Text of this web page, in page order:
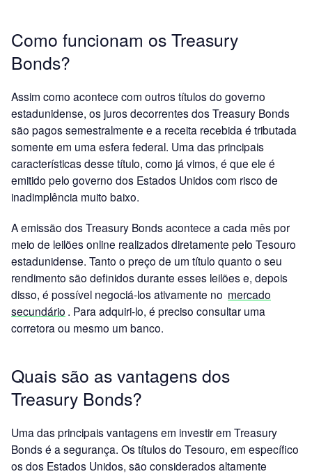
Como funcionam os Treasury
Bonds?
Assim como acontece com outros títulos do governo
estadunidense, os juros decorrentes dos Treasury Bonds
são pagos semestralmente e a receita recebida é tributada
somente em uma esfera federal. Uma das principais
características desse título, como já vimos, é que ele é
emitido pelo governo dos Estados Unidos com risco de
inadimplência muito baixo.
A emissão dos Treasury Bonds acontece a cada mês por
meio de leilões online realizados diretamente pelo Tesouro
estadunidense. Tanto o preço de um título quanto o seu
rendimento são definidos durante esses leilões e, depois
disso, é possível negociá-los ativamente no mercado
secundário . Para adquiri-lo, é preciso consultar uma
corretora ou mesmo um banco.
Quais são as vantagens dos
Treasury Bonds?
Uma das principais vantagens em investir em Treasury
Bonds é a segurança. Os títulos do Tesouro, em específico
os dos Estados Unidos, são considerados altamente